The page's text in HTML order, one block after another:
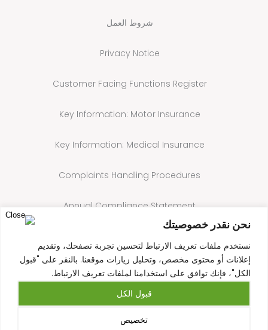
نحن نقدر خصوصيتك
نستخدم ملفات تعريف الارتباط لتحسين تجربة تصفحك، وتقديم
إعلانات أو محتوى مخصص، وتحليل زيارات موقعنا. بالنقر على "قبول
الكل"، فإنك توافق على استخدامنا لملفات تعريف الارتباط.
تخصيص
قبول الكل
شروط العمل
Privacy Notice
Customer Facing Functions Register
Key Information: Motor Insurance
Key Information: Medical Insurance
Complaints Handling Procedures
Annual Compliance Statement